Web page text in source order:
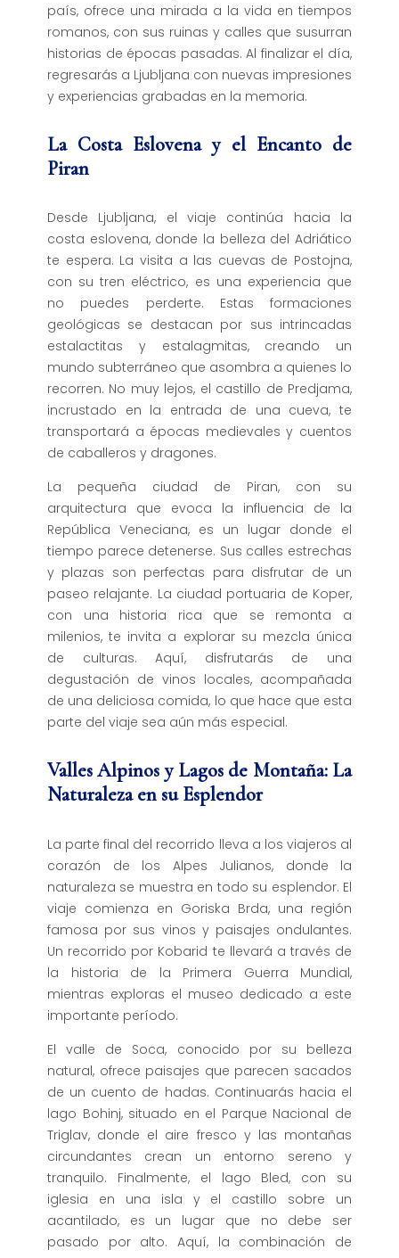
país, ofrece una mirada a la vida en tiempos
romanos, con sus ruinas y calles que susurran
historias de épocas pasadas. Al finalizar el día,
regresarás a Ljubljana con nuevas impresiones
y experiencias grabadas en la memoria.
La Costa Eslovena y el Encanto de
Piran
Desde Ljubljana, el viaje continúa hacia la
costa eslovena, donde la belleza del Adriático
te espera. La visita a las cuevas de Postojna,
con su tren eléctrico, es una experiencia que
no puedes perderte. Estas formaciones
geológicas se destacan por sus intrincadas
estalactitas y estalagmitas, creando un
mundo subterráneo que asombra a quienes lo
recorren. No muy lejos, el castillo de Predjama,
incrustado en la entrada de una cueva, te
transportará a épocas medievales y cuentos
de caballeros y dragones.
La pequeña ciudad de Piran, con su
arquitectura que evoca la influencia de la
República Veneciana, es un lugar donde el
tiempo parece detenerse. Sus calles estrechas
y plazas son perfectas para disfrutar de un
paseo relajante. La ciudad portuaria de Koper,
con una historia rica que se remonta a
milenios, te invita a explorar su mezcla única
de culturas. Aquí, disfrutarás de una
degustación de vinos locales, acompañada
de una deliciosa comida, lo que hace que esta
parte del viaje sea aún más especial.
Valles Alpinos y Lagos de Montaña: La
Naturaleza en su Esplendor
La parte final del recorrido lleva a los viajeros al
corazón de los Alpes Julianos, donde la
naturaleza se muestra en todo su esplendor. El
viaje comienza en Goriska Brda, una región
famosa por sus vinos y paisajes ondulantes.
Un recorrido por Kobarid te llevará a través de
la historia de la Primera Guerra Mundial,
mientras exploras el museo dedicado a este
importante período.
El valle de Soca, conocido por su belleza
natural, ofrece paisajes que parecen sacados
de un cuento de hadas. Continuarás hacia el
lago Bohinj, situado en el Parque Nacional de
Triglav, donde el aire fresco y las montañas
circundantes crean un entorno sereno y
tranquilo. Finalmente, el lago Bled, con su
iglesia en una isla y el castillo sobre un
acantilado, es un lugar que no debe ser
pasado por alto. Aquí, la combinación de